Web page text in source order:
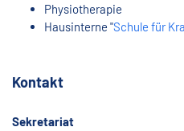
Kontakt
Sekretariat
Physiotherapie
Hausinterne "Schule für